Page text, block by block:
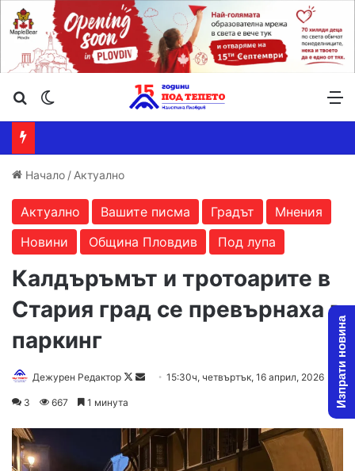
Търсене ...
Начало / Актуално
Актуално Вашите писма Градът
Мнения
Новини
Община Пловдив Под лупа
Калдъръмът и тротоарите в
Стария град се превърнаха в
паркинг
Дежурен Редактор
Follow
Send15:30ч, четвъртък, 16 април, 2026
3 667 1 минута Изпрати новина